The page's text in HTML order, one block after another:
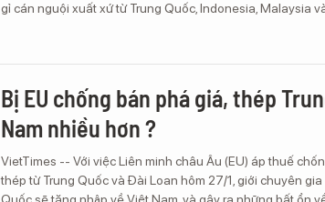
gỉ cán nguội xuất xứ từ Trung Quốc, Indonesia, Malaysia
Bị EU chống bán phá giá, thép
Nam nhiều hơn ?
VietTimes -- Với việc Liên minh châu Âu (EU) áp thuế
thép từ Trung Quốc và Đài Loan hôm 27/1, giới chuyên